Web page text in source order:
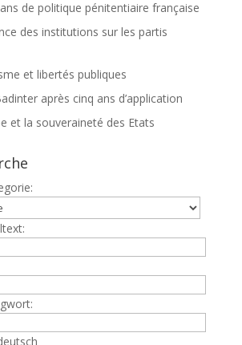
ans de politique pénitentiaire française
des institutions sur les partis
et libertés publiques
après cinq ans d’application
et la souveraineté des Etats